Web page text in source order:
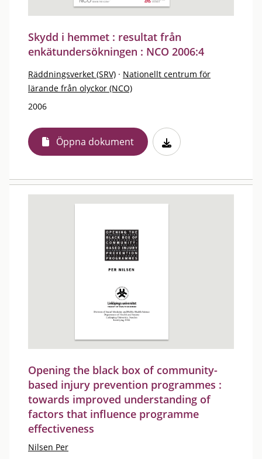
Skydd i hemmet : resultat från
enkätundersökningen : NCO 2006:4
Räddningsverket (SRV) · Nationellt centrum för
lärande från olyckor (NCO)
2006
Öppna dokument
Opening the black box of community-
based injury prevention programmes :
towards improved understanding of
factors that influence programme
effectiveness
Nilsen Per